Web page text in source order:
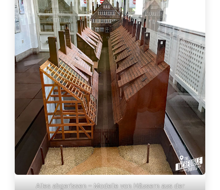
Alles abgerissen – Modelle von Häusern aus der